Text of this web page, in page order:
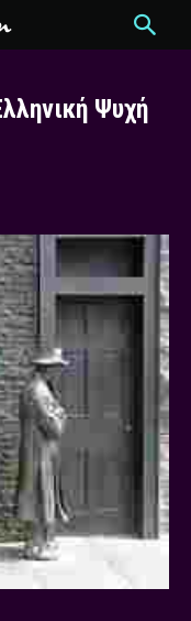
Ψυχή